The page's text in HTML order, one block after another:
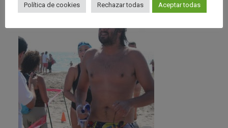
Política de cookies Rechazar todas Aceptar todas